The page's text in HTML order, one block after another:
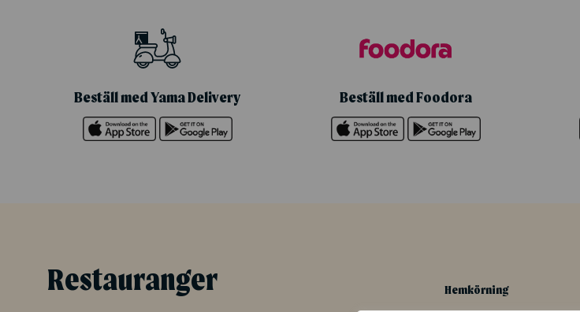
Beställ med Yama Delivery Beställ med Foodora
Restauranger Hemkörning